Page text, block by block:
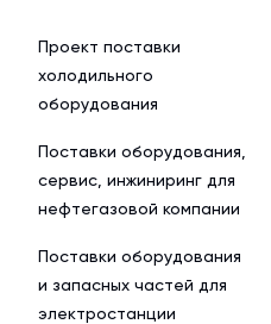
Проект поставки
холодильного
оборудования
Поставки оборудования,
сервис, инжиниринг для
нефтегазовой компании
Поставки оборудования
и запасных частей для
электростанции